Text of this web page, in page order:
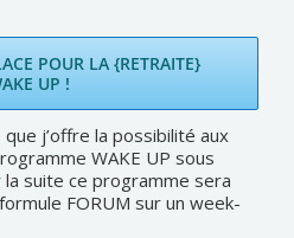
POUR LA {RETRAITE}
UP !
j’offre la possibilité aux
WAKE UP sous
la suite ce programme sera
FORUM sur un week-